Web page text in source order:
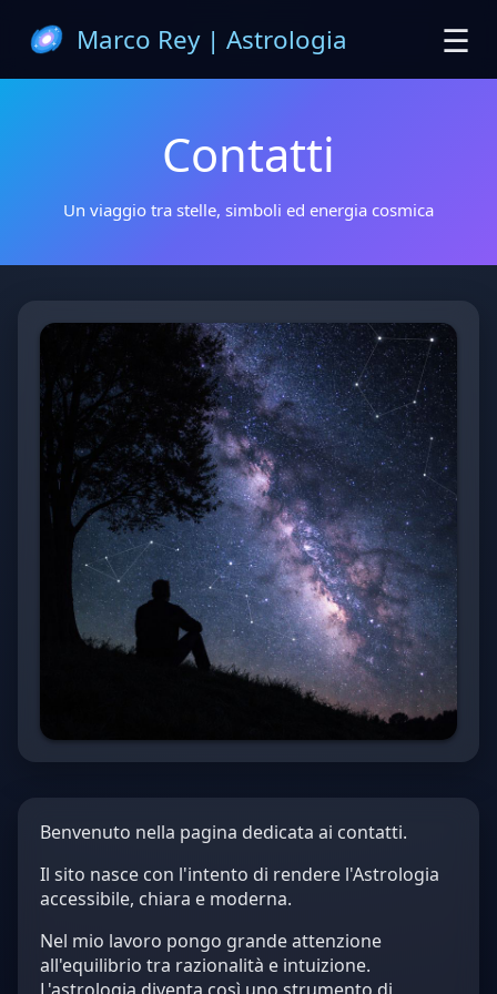
Marco Rey | Astrologia ☰
Contatti
Un viaggio tra stelle, simboli ed energia cosmica
Benvenuto nella pagina dedicata ai contatti.
Il sito nasce con l'intento di rendere l'Astrologia
accessibile, chiara e moderna.
Nel mio lavoro pongo grande attenzione
all'equilibrio tra razionalità e intuizione.